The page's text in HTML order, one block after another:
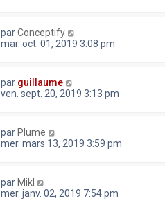
parConceptify
mar. oct. 01, 2019 3:08 pm
par guillaume
ven. sept. 20, 2019 3:13 pm
par Plume
mer. mars 13, 2019 3:59 pm
par Mikl
mer. janv. 02, 2019 7:54 pm